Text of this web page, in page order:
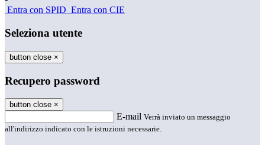
Entra con SPID Entra con CIE
Seleziona utente
button close ×
Recupero password
button close ×
E-mail Verrà inviato un messaggio
all'indirizzo indicato con le istruzioni necessarie.